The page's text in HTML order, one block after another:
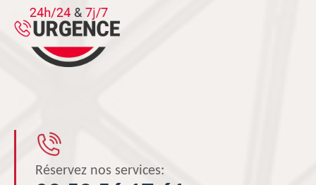
Réservez nos services: